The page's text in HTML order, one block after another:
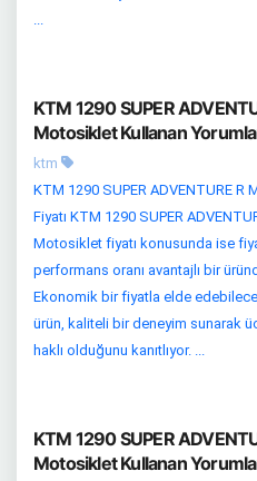
...
KTM 1290 SUPER
Motosiklet Kullanan
ktm
KTM 1290 SUPER ADVENTURE R
Fiyatı KTM 1290 SUPER
Motosiklet fiyatı konusunda ise
performans oranı avantajlı bir
Ekonomik bir fiyatla elde
ürün, kaliteli bir deneyim sunarak
haklı olduğunu kanıtlıyor. ...
KTM 1290 SUPER
Motosiklet Kullanan